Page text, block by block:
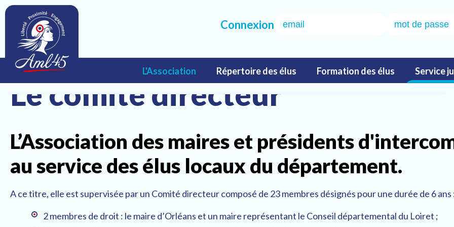
Connexion
Aller
contenu
L'Association
Une équipe au service des
élus
Les statuts Le règlement intérieur
Répertoire des élus Formation des élus Service
Dossiers thématiques
Déontologues et
de l’élu
réunion
L'Association Le Comité directeur de l’Association des maires du Loiret
Le comité directeur
L’Association des maires et présidents
au service des élus locaux du département.
A ce titre, elle est supervisée par un Comité directeur composé de 23 membres désignés pour une durée de 6 ans
2 membres de droit : le maire d’Orléans et un maire représentant le Conseil départemental du Loiret ;